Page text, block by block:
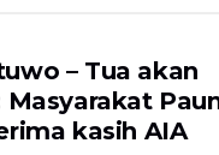
– Tua akan
Masyarakat
kasih AIA